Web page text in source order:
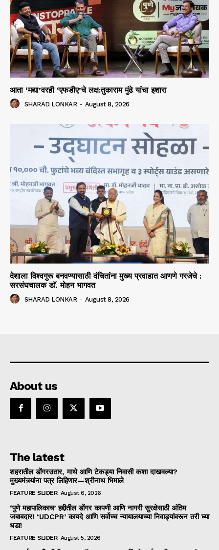
आता ‘मद्या’वरही ‘एफडीए’चे लक्ष:तुकाराम मुंढे यांचा इशारा
SHARAD LONKAR - August 8, 2026
देशाला विश्वगुरू बनवण्यासाठी वंचितांना मुख्य प्रवाहात आणणे गरजेचे :
सरसंघचालक डाॅ. मोहन भागवत
SHARAD LONKAR - August 8, 2026
About us
The latest
शहरातील डोंगरउतार, माथे आणि टेकड्या निवासी कशा दाखवल्या?
मुख्यमंत्र्यांना पत्र लिहिणार—श्रीनाथ भिमाले
FEATURE SLIDER August 6, 2026
‘पुणे महापालिकाच’ हद्दीतील डोंगर कापणी आणि नागरी सुरक्षेसाठी अंतिम
जबाबदार! ‘UDCPR’ कायदे आणि सर्वोच्च न्यायालयाच्या निवाड्यांवरून तरी घ्या
धडा!
FEATURE SLIDER August 5, 2026